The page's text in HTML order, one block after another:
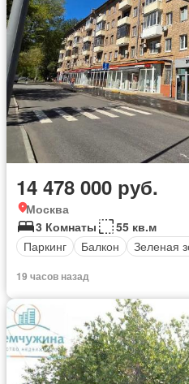
14 478 000 руб.
Москва
3 Комнаты
55 кв.м
Паркинг
Балкон Зеленая
19 часов назад